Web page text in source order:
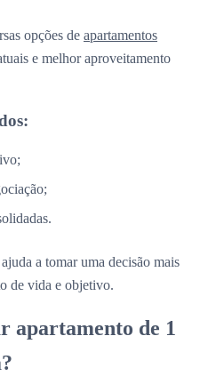
opções de apartamentos
e melhor aproveitamento
a tomar uma decisão mais
de vida e objetivo.
apartamento de 1